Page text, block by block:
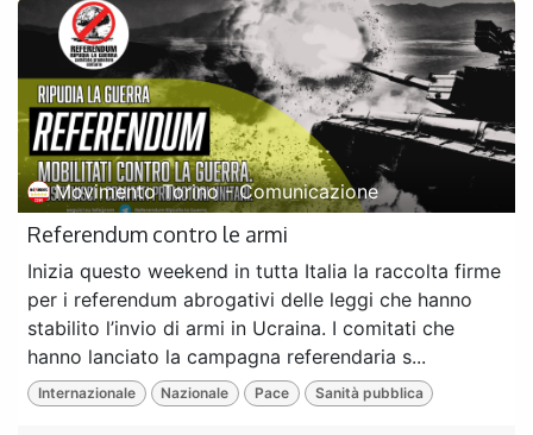
Movimento Torino - Comunicazione
Referendum contro le armi
Inizia questo weekend in tutta Italia la raccolta firme
per i referendum abrogativi delle leggi che hanno
stabilito l’invio di armi in Ucraina. I comitati che
hanno lanciato la campagna referendaria s...
Internazionale Nazionale Pace Sanità pubblica